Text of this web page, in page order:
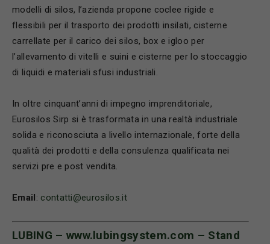
modelli di silos, l’azienda propone coclee rigide e
flessibili per il trasporto dei prodotti insilati, cisterne
carrellate per il carico dei silos, box e igloo per
l’allevamento di vitelli e suini e cisterne per lo stoccaggio
di liquidi e materiali sfusi industriali.
In oltre cinquant’anni di impegno imprenditoriale,
Eurosilos Sirp si è trasformata in una realtà industriale
solida e riconosciuta a livello internazionale, forte della
qualità dei prodotti e della consulenza qualificata nei
servizi pre e post vendita.
Email: contatti@eurosilos.it
LUBING – www.lubingsystem.com – Stand